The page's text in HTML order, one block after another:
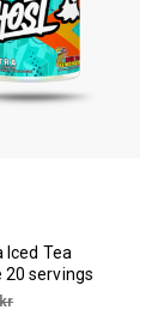
Iced Tea
20 servings